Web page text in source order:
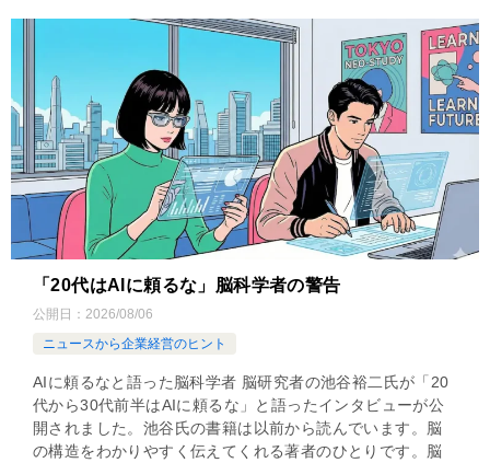
「20代はAIに頼るな」脳科学者の警告
公開日： 2026/08/06
ニュースから企業経営のヒント
AIに頼るなと語った脳科学者 脳研究者の池谷裕二氏が「20
代から30代前半はAIに頼るな」と語ったインタビューが公
開されました。池谷氏の書籍は以前から読んでいます。脳
の構造をわかりやすく伝えてくれる著者のひとりです。脳